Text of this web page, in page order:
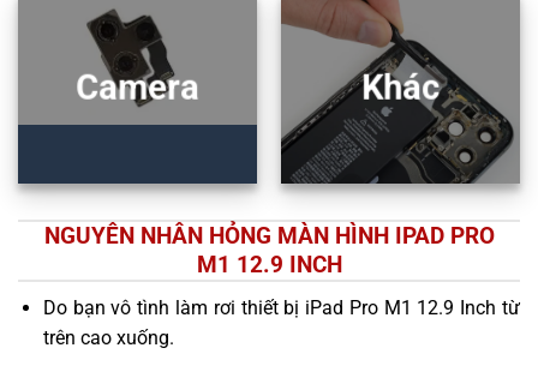
Camera Khác
NGUYÊN NHÂN HỎNG MÀN HÌNH IPAD PRO
M1 12.9 INCH
Do bạn vô tình làm rơi thiết bị iPad Pro M1 12.9 Inch từ
trên cao xuống.